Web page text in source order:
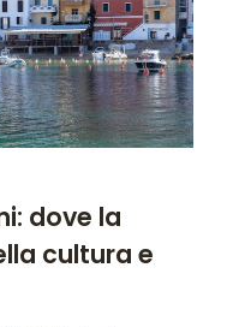
dove la
cultura e